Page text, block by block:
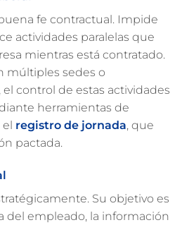
fe contractual. Impide
actividades paralelas que
mientras está contratado.
múltiples sedes o
control de estas actividades
herramientas de
registro de jornada, que
pactada.
Su objetivo es
del empleado, la información